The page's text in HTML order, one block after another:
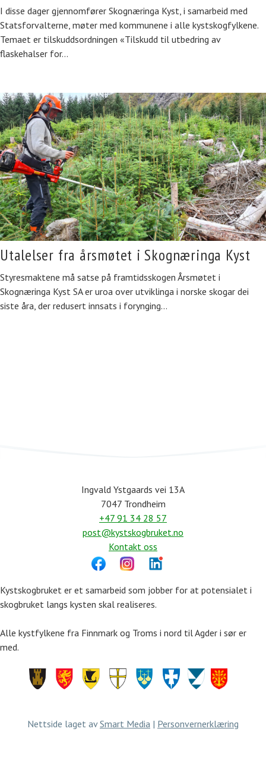
I disse dager gjennomfører Skognæringa Kyst, i samarbeid med
Statsforvalterne, møter med kommunene i alle kystskogfylkene.
Temaet er tilskuddsordningen «Tilskudd til utbedring av
flaskehalser for…
Utalelser fra årsmøtet i Skognæringa Kyst
Styresmaktene må satse på framtidsskogen Årsmøtet i
Skognæringa Kyst SA er uroa over utviklinga i norske skogar dei
siste åra, der redusert innsats i forynging…
Ingvald Ystgaards vei 13A
7047 Trondheim
+47 91 34 28 57
post@kystskogbruket.no
Kontakt oss
Kystskogbruket er et samarbeid som jobber for at potensialet i
skogbruket langs kysten skal realiseres.
Alle kystfylkene fra Finnmark og Troms i nord til Agder i sør er
med.
FinnmarkTroms NordlandTrøndelagMøre
RogalandVestland
Nettside laget avSmart Media | Personvernerklæring